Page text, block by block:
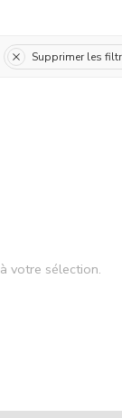
Supprimer les
votre sélection.